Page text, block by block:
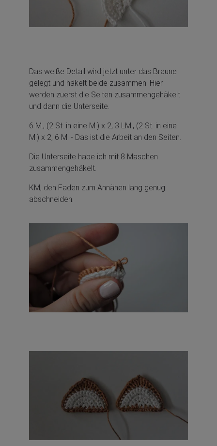
Das weiße Detail wird jetzt unter das Braune
gelegt und häkelt beide zusammen. Hier
werden zuerst die Seiten zusammengehäkelt
und dann die Unterseite.
6 M., (2 St. in eine M.) x 2, 3 LM., (2 St. in eine
M.) x 2, 6 M. - Das ist die Arbeit an den Seiten.
Die Unterseite habe ich mit 8 Maschen
zusammengehäkelt.
KM, den Faden zum Annähen lang genug
abschneiden.